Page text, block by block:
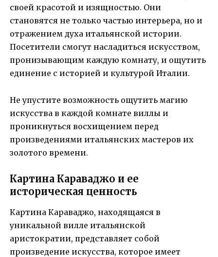
своей красотой и изящностью. Они
становятся не только частью интерьера, но и
отражением духа итальянской истории.
Посетители смогут насладиться искусством,
пронизывающим каждую комнату, и ощутить
единение с историей и культурой Италии.
Не упустите возможность ощутить магию
искусства в каждой комнате виллы и
проникнуться восхищением перед
произведениями итальянских мастеров их
золотого времени.
Картина Караваджо и ее
историческая ценность
Картина Караваджо, находящаяся в
уникальной вилле итальянской
аристократии, представляет собой
произведение искусства, которое имеет